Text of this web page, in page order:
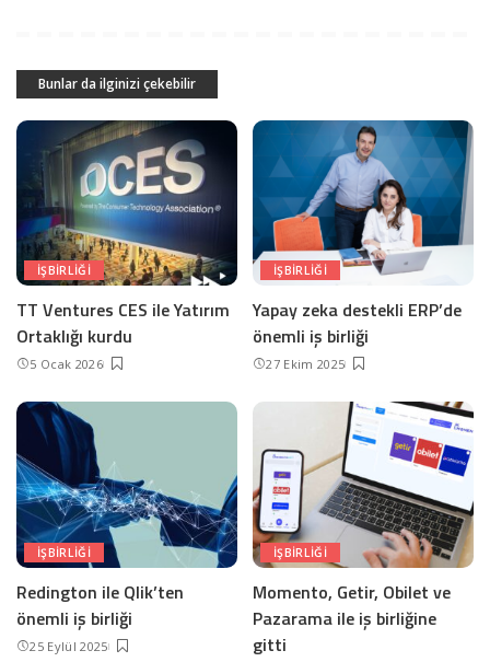
Bunlar da ilginizi çekebilir
IŞBIRLIĞI
TT Ventures CES ile Yatırım
Ortaklığı kurdu
5 Ocak 2026
IŞBIRLIĞI
Yapay zeka destekli ERP’de
önemli iş birliği
27 Ekim 2025
IŞBIRLIĞI
Redington ile Qlik’ten
önemli iş birliği
25 Eylül 2025
IŞBIRLIĞI
Momento, Getir, Obilet ve
Pazarama ile iş birliğine
gitti